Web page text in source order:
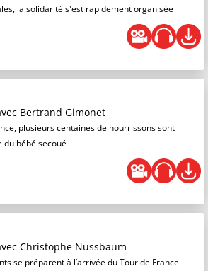
la solidarité s'est rapidement organisée
Bertrand Gimonet
plusieurs centaines de nourrissons sont
du bébé secoué
Christophe Nussbaum
se préparent à l’arrivée du Tour de France